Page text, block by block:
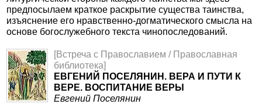
предпосылаем краткое раскрытие существа таинства,
изъяснение его нравственно-догматического смысла на
основе богослужебного текста чинопоследований.
[Встреча с Православием / Православная
библиотека]
ЕВГЕНИЙ ПОСЕЛЯНИН. ВЕРА И ПУТИ К
ВЕРЕ. ВОСПИТАНИЕ ВЕРЫ
Евгений Поселянин